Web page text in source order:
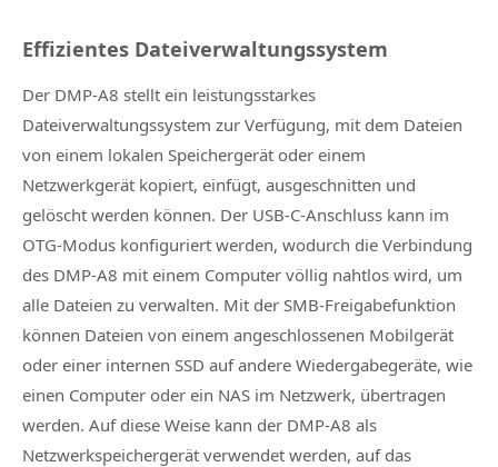
Effizientes Dateiverwaltungssystem
Der DMP-A8 stellt ein leistungsstarkes
Dateiverwaltungssystem zur Verfügung, mit dem Dateien
von einem lokalen Speichergerät oder einem
Netzwerkgerät kopiert, einfügt, ausgeschnitten und
gelöscht werden können. Der USB-C-Anschluss kann im
OTG-Modus konfiguriert werden, wodurch die Verbindung
des DMP-A8 mit einem Computer völlig nahtlos wird, um
alle Dateien zu verwalten. Mit der SMB-Freigabefunktion
können Dateien von einem angeschlossenen Mobilgerät
oder einer internen SSD auf andere Wiedergabegeräte, wie
einen Computer oder ein NAS im Netzwerk, übertragen
werden. Auf diese Weise kann der DMP-A8 als
Netzwerkspeichergerät verwendet werden, auf das